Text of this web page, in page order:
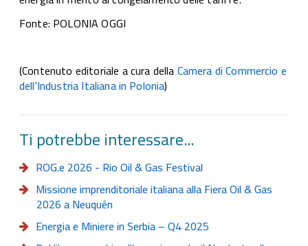
Fonte: POLONIA OGGI
(Contenuto editoriale a cura della Camera di Commercio e
dell'Industria Italiana in Polonia)
Ti potrebbe interessare...
ROG.e 2026 - Rio Oil & Gas Festival
Missione imprenditoriale italiana alla Fiera Oil & Gas
2026 a Neuquén
Energia e Miniere in Serbia – Q4 2025